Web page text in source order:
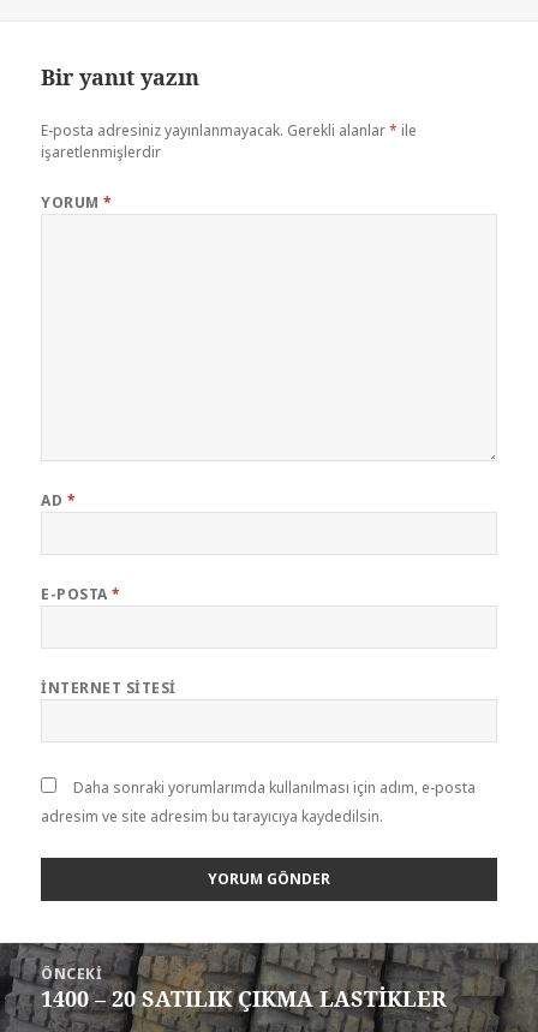
Bir yanıt yazın
E-posta adresiniz yayınlanmayacak. Gerekli alanlar* ile
işaretlenmişlerdir
YORUM*
AD *
E-POSTA*
İNTERNET SITESI
Daha sonraki yorumlarımda kullanılması için adım, e-posta
adresim ve site adresim bu tarayıcıya kaydedilsin.
Yazı
gezinmesi
ÖNCEKI
Önceki
1400 – 20 SATILIK ÇIKMA LASTİKLER